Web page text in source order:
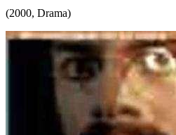
(2000, Drama)